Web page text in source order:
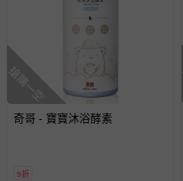
搶購一空
奇哥 - 寶寶沐浴酵素
9折